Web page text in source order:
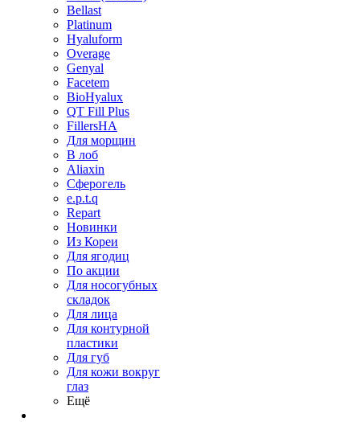
Bellast
Platinum
Hyaluform
Overage
Genyal
Facetem
BioHyalux
QT Fill Plus
FillersHA
Для морщин
В лоб
Aliaxin
Сферогель
e.p.t.q
Repart
Новинки
Из Кореи
Для ягодиц
По акции
Для носогубных
складок
Для лица
Для контурной
пластики
Для губ
Для кожи вокруг
глаз
Ещё